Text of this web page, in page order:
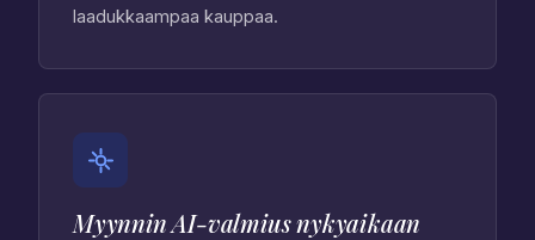
laadukkaampaa kauppaa.
Myynnin AI-valmius nykyaikaan